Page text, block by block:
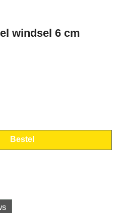
windsel 6 cm
Bestel